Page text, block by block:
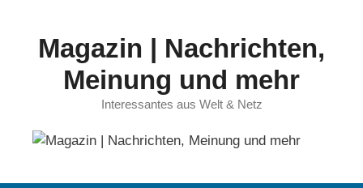
springenMagazin | Nachrichten,
Meinung und mehr
Interessantes aus Welt & Netz